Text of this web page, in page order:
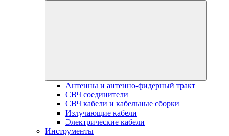
Антенны и антенно-фидерный тракт
СВЧ соединители
СВЧ кабели и кабельные сборки
Излучающие кабели
Электрические кабели
Инструменты